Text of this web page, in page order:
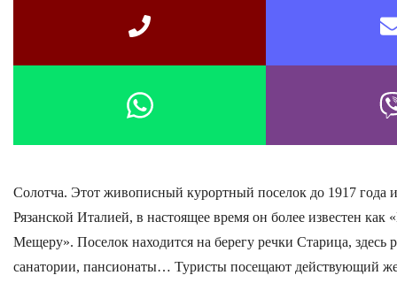
Солотча. Этот живописный курортный поселок до 1917 года
Рязанской Италией, в настоящее время он более известен как
Мещеру». Поселок находится на берегу речки Старица, здесь
санатории, пансионаты… Туристы посещают действующий